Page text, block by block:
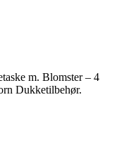
m. Blomster – 4
Dukketilbehør.